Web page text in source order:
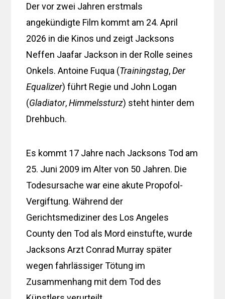
Der vor zwei Jahren erstmals
angekündigte Film kommt am 24. April
2026 in die Kinos und zeigt Jacksons
Neffen Jaafar Jackson in der Rolle seines
Onkels. Antoine Fuqua (Trainingstag,Der
Equalizer) führt Regie und John Logan
(Gladiator,Himmelssturz) steht hinter dem
Drehbuch.
Es kommt 17 Jahre nach Jacksons Tod am
25. Juni 2009 im Alter von 50 Jahren. Die
Todesursache war eine akute Propofol-
Vergiftung. Während der
Gerichtsmediziner des Los Angeles
County den Tod als Mord einstufte, wurde
Jacksons Arzt Conrad Murray später
wegen fahrlässiger Tötung im
Zusammenhang mit dem Tod des